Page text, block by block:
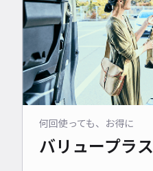
何回使っても、お得に
バリュープラス